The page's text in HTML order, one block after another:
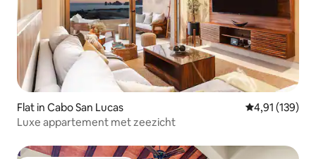
Flat in Cabo San Lucas Gemiddelde
4,91 (139)
Luxe appartement met zeezicht